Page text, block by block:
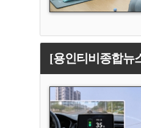
[용인티비종합뉴